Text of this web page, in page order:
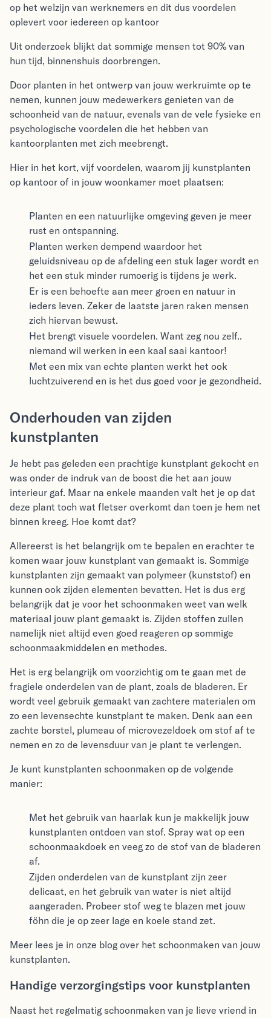
op het welzijn van werknemers en dit dus voordelen
oplevert voor iedereen op kantoor
Uit onderzoek blijkt dat sommige mensen tot 90% van
hun tijd, binnenshuis doorbrengen.
Door planten in het ontwerp van jouw werkruimte op te
nemen, kunnen jouw medewerkers genieten van de
schoonheid van de natuur, evenals van de vele fysieke en
psychologische voordelen die het hebben van
kantoorplanten met zich meebrengt.
Hier in het kort, vijf voordelen, waarom jij kunstplanten
op kantoor of in jouw woonkamer moet plaatsen:
Planten en een natuurlijke omgeving geven je meer
rust en ontspanning.
Planten werken dempend waardoor het
geluidsniveau op de afdeling een stuk lager wordt en
het een stuk minder rumoerig is tijdens je werk.
Er is een behoefte aan meer groen en natuur in
ieders leven. Zeker de laatste jaren raken mensen
zich hiervan bewust.
Het brengt visuele voordelen. Want zeg nou zelf..
niemand wil werken in een kaal saai kantoor!
Met een mix van echte planten werkt het ook
luchtzuiverend en is het dus goed voor je gezondheid.
Onderhouden van zijden
kunstplanten
Je hebt pas geleden een prachtige kunstplant gekocht en
was onder de indruk van de boost die het aan jouw
interieur gaf. Maar na enkele maanden valt het je op dat
deze plant toch wat fletser overkomt dan toen je hem net
binnen kreeg. Hoe komt dat?
Allereerst is het belangrijk om te bepalen en erachter te
komen waar jouw kunstplant van gemaakt is. Sommige
kunstplanten zijn gemaakt van polymeer (kunststof) en
kunnen ook zijden elementen bevatten. Het is dus erg
belangrijk dat je voor het schoonmaken weet van welk
materiaal jouw plant gemaakt is. Zijden stoffen zullen
namelijk niet altijd even goed reageren op sommige
schoonmaakmiddelen en methodes.
Het is erg belangrijk om voorzichtig om te gaan met de
fragiele onderdelen van de plant, zoals de bladeren. Er
wordt veel gebruik gemaakt van zachtere materialen om
zo een levensechte kunstplant te maken. Denk aan een
zachte borstel, plumeau of microvezeldoek om stof af te
nemen en zo de levensduur van je plant te verlengen.
Je kunt kunstplanten schoonmaken op de volgende
manier:
Met het gebruik van haarlak kun je makkelijk jouw
kunstplanten ontdoen van stof. Spray wat op een
schoonmaakdoek en veeg zo de stof van de bladeren
af.
Zijden onderdelen van de kunstplant zijn zeer
delicaat, en het gebruik van water is niet altijd
aangeraden. Probeer stof weg te blazen met jouw
föhn die je op zeer lage en koele stand zet.
Meer lees je in onze blog over het schoonmaken van jouw
kunstplanten.
Handige verzorgingstips voor kunstplanten
Naast het regelmatig schoonmaken van je lieve vriend in